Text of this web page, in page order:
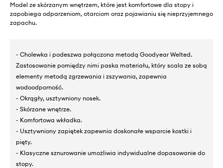
Model ze skórzanym wnętrzem, które jest komfortowe dla stopy i
zapobiega odparzeniom, otarciom oraz pojawianiu się nieprzyjemnego
zapachu.
- Cholewka i podeszwa połączona metodą Goodyear Welted.
Zastosowanie pomiędzy nimi paska materiału, który scala ze sobą
elementy metodą zgrzewania i zszywania, zapewnia
wodoodporność.
- Okrągły, usztywniony nosek.
- Skórzane wnętrze.
- Komfortowa wkładka.
- Usztywniony zapiętek zapewnia doskonałe wsparcie kostki i
pięty.
- Klasyczne sznurowanie umożliwia indywidualne dopasowanie do
stopy.